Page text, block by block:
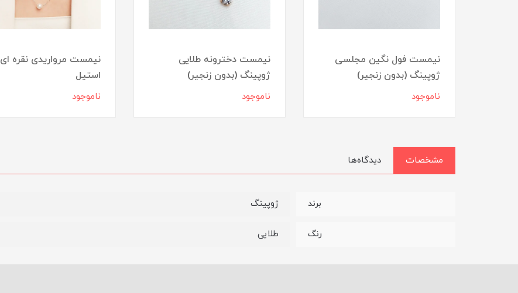
نیمست فول نگین مجلسی
ژوپینگ (بدون زنجیر)
ناموجود
نیمست دخترونه طلایی
ژوپینگ (بدون زنجیر)
ناموجود
نیمست مرواریدی نقره ای
استیل
ناموجود
مشخصات دیدگاه‌ها
برند ژوپینگ
رنگ طلایی